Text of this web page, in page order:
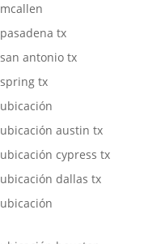
tx
antonio tx
tx
austin tx
cypress tx
dallas tx